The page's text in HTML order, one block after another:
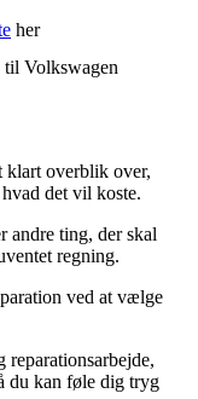
her
til Volkswagen
klart overblik over,
det vil koste.
andre ting, der skal
regning.
ved at vælge
reparationsarbejde,
du kan føle dig tryg